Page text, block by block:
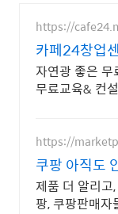
https://
카페24창업
자연광 좋은 무
무료교육& 컨
https://
쿠팡 아직도
식 입점사이트
제품 더 알리고
팡, 쿠팡판매